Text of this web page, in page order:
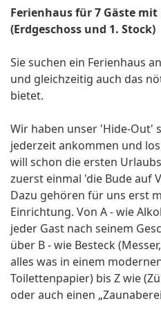
Ferienhaus für 7 Gäste mit
(Erdgeschoss und 1. Stock)
Sie suchen ein Ferienhaus
und gleichzeitig auch das
bietet.
Wir haben unser 'Hide-Out'
jederzeit ankommen und
will schon die ersten
zuerst einmal 'die Bude auf
Dazu gehören für uns erst
Einrichtung. Von A - wie
jeder Gast nach seinem
über B - wie Besteck
alles was in einem
Toilettenpapier) bis Z wie
oder auch einen